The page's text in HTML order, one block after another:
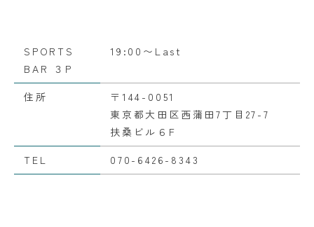
SPORTS
BAR ３P
19:00〜Last
住所
〒144-0051
東京都大田区西蒲田7丁目27-7
扶桑ビル６F
TEL
070-6426-8343